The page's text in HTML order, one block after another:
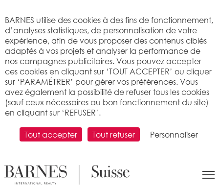
BARNES utilise des cookies à des fins de fonctionnement,
d’analyses statistiques, de personnalisation de votre
expérience, afin de vous proposer des contenus ciblés
adaptés à vos projets et analyser la performance de
nos campagnes publicitaires. Vous pouvez accepter
ces cookies en cliquant sur ‘TOUT ACCEPTER’ ou cliquer
sur ‘PARAMÉTRER’ pour gérer vos préférences. Vous
avez également la possibilité de refuser tous les cookies
(sauf ceux nécessaires au bon fonctionnement du site)
en cliquant sur ‘REFUSER’.
Tout accepter Tout refuser Personnaliser